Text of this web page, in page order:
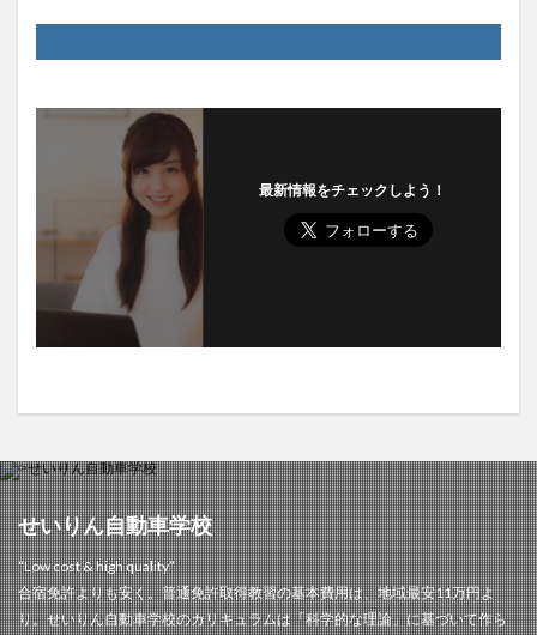
最新情報をチェックしよう！
せいりん自動車学校
“Low cost & high quality”
合宿免許よりも安く。普通免許取得教習の基本費用は、地域最安11万円よ
り。せいりん自動車学校のカリキュラムは「科学的な理論」に基づいて作ら